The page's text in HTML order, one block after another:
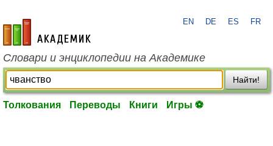
academic.ru
EN DE ES FR
Словари и энциклопедии на Академике
Найти!
Толкования Переводы Книги Игры ⚽